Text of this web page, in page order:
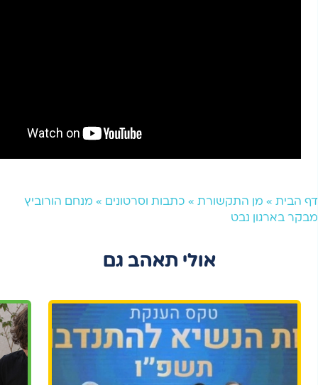
דף הבית » מן התקשורת » כתבות וסרטונים » מנחם הורוביץ
מבקר בארגון נבט
אולי תאהב גם